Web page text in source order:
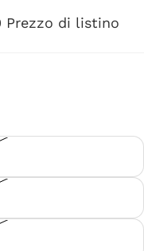
Prezzo di listino